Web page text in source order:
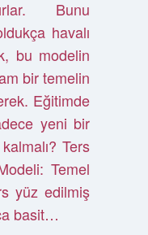
Bunu
havalı
bu modelin
bir temelin
Eğitimde
yeni bir
Ters
Temel
yüz edilmiş
basit…